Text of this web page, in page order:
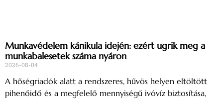
Munkavédelem kánikula idején: ezért ugrik meg a
munkabalesetek száma nyáron
2026-08-04
A hőségriadók alatt a rendszeres, hűvös helyen eltöltött
pihenőidő és a megfelelő mennyiségű ivóvíz biztosítása,